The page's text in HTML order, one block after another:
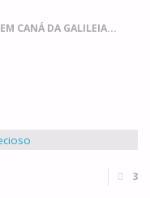
EM CANÁ DA GALILEIA...
3